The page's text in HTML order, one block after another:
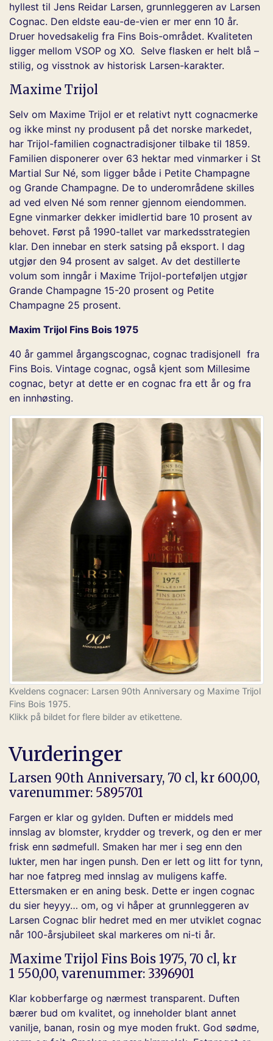
hyllest til Jens Reidar Larsen, grunnleggeren av Larsen
Cognac. Den eldste eau-de-vien er mer enn 10 år.
Druer hovedsakelig fra Fins Bois-området. Kvaliteten
ligger mellom VSOP og XO. Selve flasken er helt blå –
stilig, og visstnok av historisk Larsen-karakter.
Maxime Trijol
Selv om Maxime Trijol er et relativt nytt cognacmerke
og ikke minst ny produsent på det norske markedet,
har Trijol-familien cognactradisjoner tilbake til 1859.
Familien disponerer over 63 hektar med vinmarker i St
Martial Sur Né, som ligger både i Petite Champagne
og Grande Champagne. De to underområdene skilles
ad ved elven Né som renner gjennom eiendommen.
Egne vinmarker dekker imidlertid bare 10 prosent av
behovet. Først på 1990-tallet var markedsstrategien
klar. Den innebar en sterk satsing på eksport. I dag
utgjør den 94 prosent av salget. Av det destillerte
volum som inngår i Maxime Trijol-porteføljen utgjør
Grande Champagne 15-20 prosent og Petite
Champagne 25 prosent.
Maxim Trijol Fins Bois 1975
40 år gammel årgangscognac, cognac tradisjonell fra
Fins Bois. Vintage cognac, også kjent som Millesime
cognac, betyr at dette er en cognac fra ett år og fra
en innhøsting.
Kveldens cognacer: Larsen 90th Anniversary og Maxime Trijol
Fins Bois 1975.
Klikk på bildet for flere bilder av etikettene.
Vurderinger
Larsen 90th Anniversary, 70 cl, kr 600,00,
varenummer: 5895701
Fargen er klar og gylden. Duften er middels med
innslag av blomster, krydder og treverk, og den er mer
frisk enn sødmefull. Smaken har mer i seg enn den
lukter, men har ingen punsh. Den er lett og litt for tynn,
har noe fatpreg med innslag av muligens kaffe.
Ettersmaken er en aning besk. Dette er ingen cognac
du sier heyyy… om, og vi håper at grunnleggeren av
Larsen Cognac blir hedret med en mer utviklet cognac
når 100-årsjubileet skal markeres om ni-ti år.
Maxime Trijol Fins Bois 1975, 70 cl, kr
1 550,00, varenummer: 3396901
Klar kobberfarge og nærmest transparent. Duften
bærer bud om kvalitet, og inneholder blant annet
vanilje, banan, rosin og mye moden frukt. God sødme,